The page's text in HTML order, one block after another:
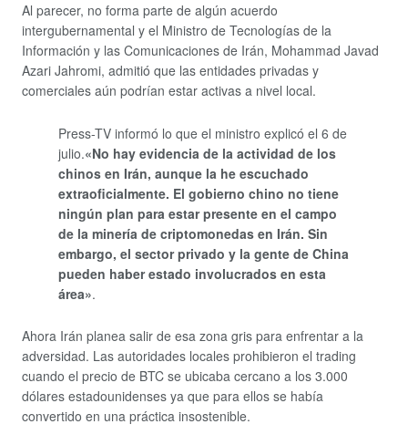
Al parecer, no forma parte de algún acuerdo
intergubernamental y el Ministro de Tecnologías de la
Información y las Comunicaciones de Irán, Mohammad Javad
Azari Jahromi, admitió que las entidades privadas y
comerciales aún podrían estar activas a nivel local.
Press-TV informó lo que el ministro explicó el 6 de
julio.«No hay evidencia de la actividad de los
chinos en Irán, aunque la he escuchado
extraoficialmente. El gobierno chino no tiene
ningún plan para estar presente en el campo
de la minería de criptomonedas en Irán. Sin
embargo, el sector privado y la gente de China
pueden haber estado involucrados en esta
área».
Ahora Irán planea salir de esa zona gris para enfrentar a la
adversidad. Las autoridades locales prohibieron el trading
cuando el precio de BTC se ubicaba cercano a los 3.000
dólares estadounidenses ya que para ellos se había
convertido en una práctica insostenible.